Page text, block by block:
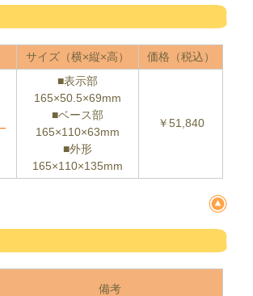
サイズ（横×縦×高） 価格（税込）
■表示部
165×50.5×69mm
■ベース部
165×110×63mm
■外形
165×110×135mm
￥51,840
備考